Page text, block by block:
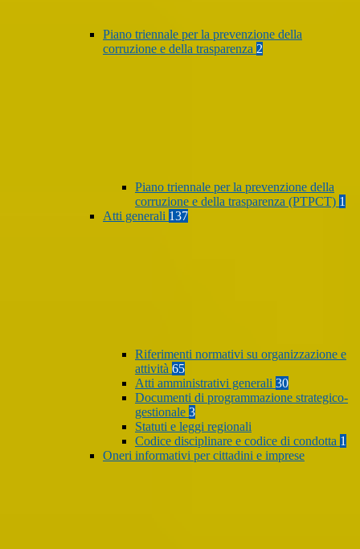
Piano triennale per la prevenzione della
corruzione e della trasparenza 2
Piano triennale per la prevenzione della
corruzione e della trasparenza (PTPCT) 1
Atti generali 137
Riferimenti normativi su organizzazione e
attività 65
Atti amministrativi generali 30
Documenti di programmazione strategico-
gestionale 3
Statuti e leggi regionali
Codice disciplinare e codice di condotta 1
Oneri informativi per cittadini e imprese